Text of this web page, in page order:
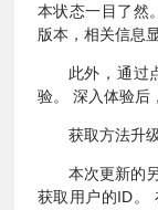
本状态一目了然
版本，相关信息
此外，通过
验。 深入体验后
获取方法升
本次更新的
获取用户的ID。